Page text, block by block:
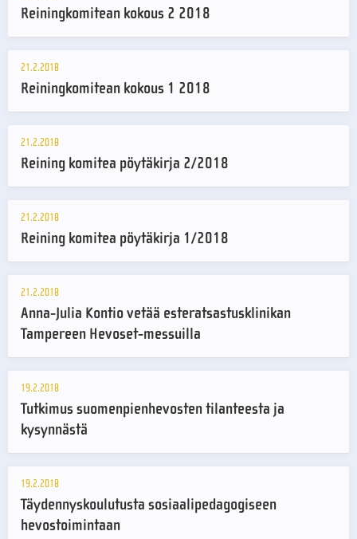
Reiningkomitean kokous 2 2018
21.2.2018
Reiningkomitean kokous 1 2018
21.2.2018
Reining komitea pöytäkirja 2/2018
21.2.2018
Reining komitea pöytäkirja 1/2018
21.2.2018
Anna-Julia Kontio vetää esteratsastusklinikan
Tampereen Hevoset-messuilla
19.2.2018
Tutkimus suomenpienhevosten tilanteesta ja
kysynnästä
19.2.2018
Täydennyskoulutusta sosiaalipedagogiseen
hevostoimintaan